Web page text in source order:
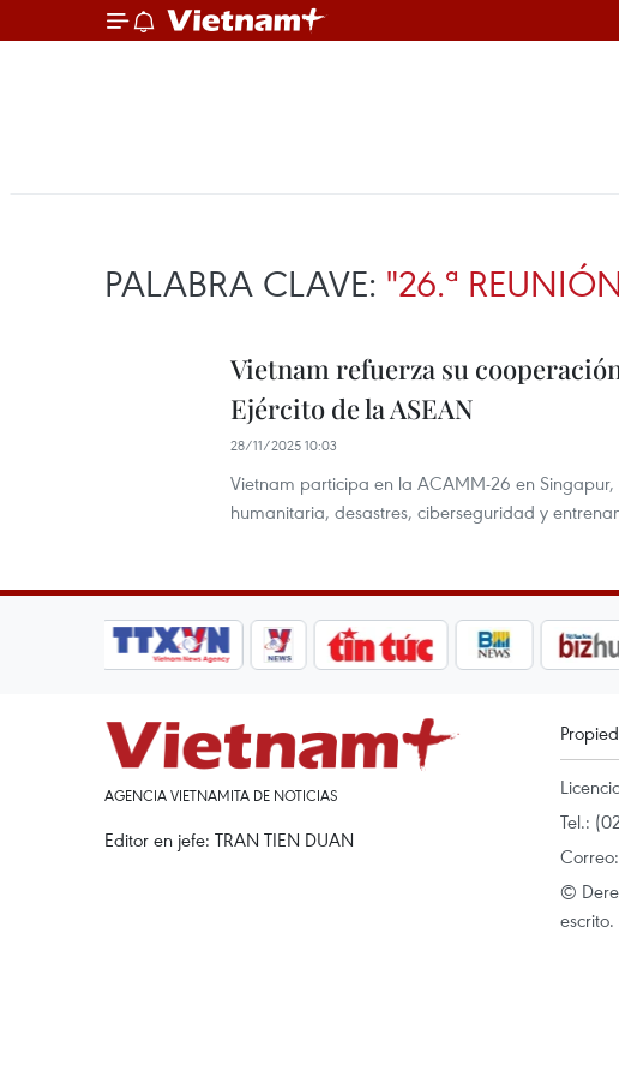
PALABRA CLAVE: "26.ª
Vietnam refuerza su
Ejército de la ASEAN
28/11/2025 10:03
Vietnam participa en la ACAMM-26 en
humanitaria, desastres, ciberseguridad y
AGENCIA VIETNAMITA DE NOTICIAS
Editor en jefe: TRAN TIEN DUAN
Tel.:
Correo:
©
escrito.